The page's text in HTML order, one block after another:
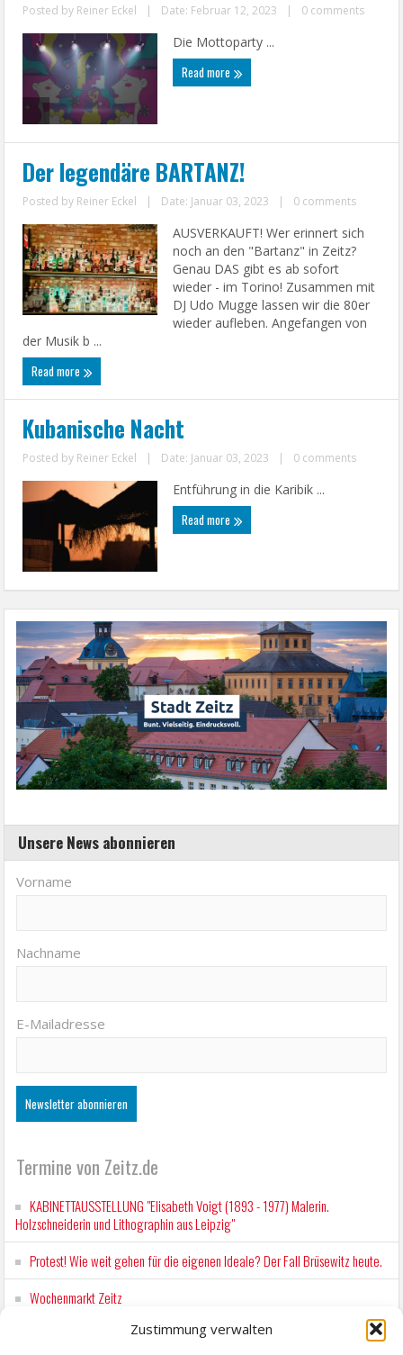
Zustimmung verwalten
Posted by Reiner Eckel | Date: Februar 12, 2023 | 0 comments
Die Mottoparty ...
Read more
Der legendäre BARTANZ!
Posted by Reiner Eckel | Date: Januar 03, 2023 | 0 comments
AUSVERKAUFT! Wer erinnert sich
noch an den "Bartanz" in Zeitz?
Genau DAS gibt es ab sofort
wieder - im Torino! Zusammen mit
DJ Udo Mugge lassen wir die 80er
wieder aufleben. Angefangen von
der Musik b ...
Read more
Kubanische Nacht
Posted by Reiner Eckel | Date: Januar 03, 2023 | 0 comments
Entführung in die Karibik ...
Read more
Unsere News abonnieren
Vorname
Nachname
E-Mailadresse
Termine von Zeitz.de
KABINETTAUSSTELLUNG "Elisabeth Voigt (1893 - 1977) Malerin.
Holzschneiderin und Lithographin aus Leipzig"
Protest! Wie weit gehen für die eigenen Ideale? Der Fall Brüsewitz heute.
Wochenmarkt Zeitz
EINFACH LESEN im August 2026 H.P. Richter - DAMALS WAR ES FRIEDRICH